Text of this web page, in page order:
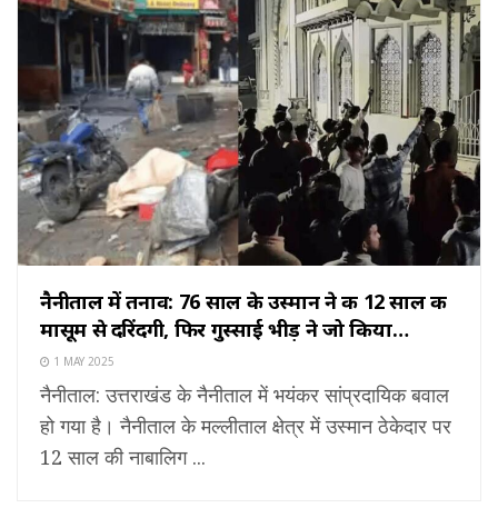
नैनीताल में तनाव: 76 साल के उस्मान ने की 12 साल की
मासूम से दरिंदगी, फिर गुस्साई भीड़ ने जो किया…
1 MAY 2025
नैनीताल: उत्तराखंड के नैनीताल में भयंकर सांप्रदायिक बवाल
हो गया है। नैनीताल के मल्लीताल क्षेत्र में उस्मान ठेकेदार पर
12 साल की नाबालिग ...